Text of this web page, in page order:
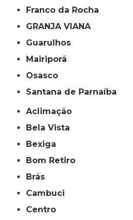
Franco da Rocha
GRANJA VIANA
Guarulhos
Mairiporã
Osasco
Santana de Parnaíba
Aclimação
Bela Vista
Bexiga
Bom Retiro
Brás
Cambuci
Centro